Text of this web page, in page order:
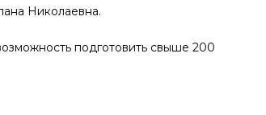
Николаевна.
подготовить свыше 200